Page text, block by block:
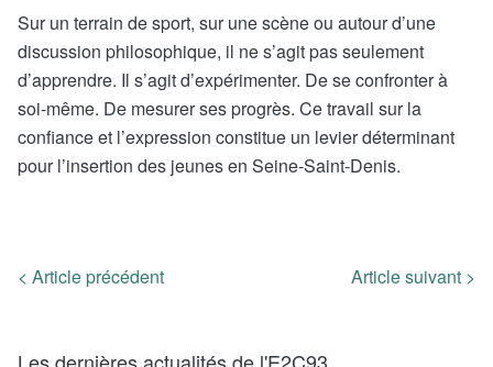
Sur un terrain de sport, sur une scène ou autour d’une
discussion philosophique, il ne s’agit pas seulement
d’apprendre. Il s’agit d’expérimenter. De se confronter à
soi-même. De mesurer ses progrès. Ce travail sur la
confiance et l’expression constitue un levier déterminant
pour l’insertion des jeunes en Seine-Saint-Denis.
< Article précédent Article suivant >
Les dernières actualités de l'E2C93